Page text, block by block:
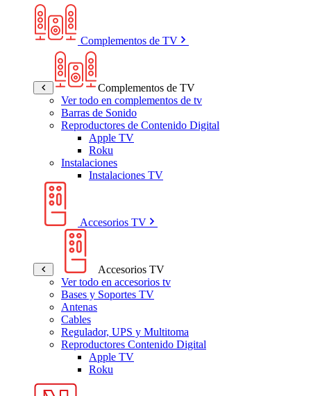
Complementos de TV
Complementos de TV
Ver todo en complementos de tv
Barras de Sonido
Reproductores de Contenido Digital
Apple TV
Roku
Instalaciones
Instalaciones TV
Accesorios TV
Accesorios TV
Ver todo en accesorios tv
Bases y Soportes TV
Antenas
Cables
Regulador, UPS y Multitoma
Reproductores Contenido Digital
Apple TV
Roku